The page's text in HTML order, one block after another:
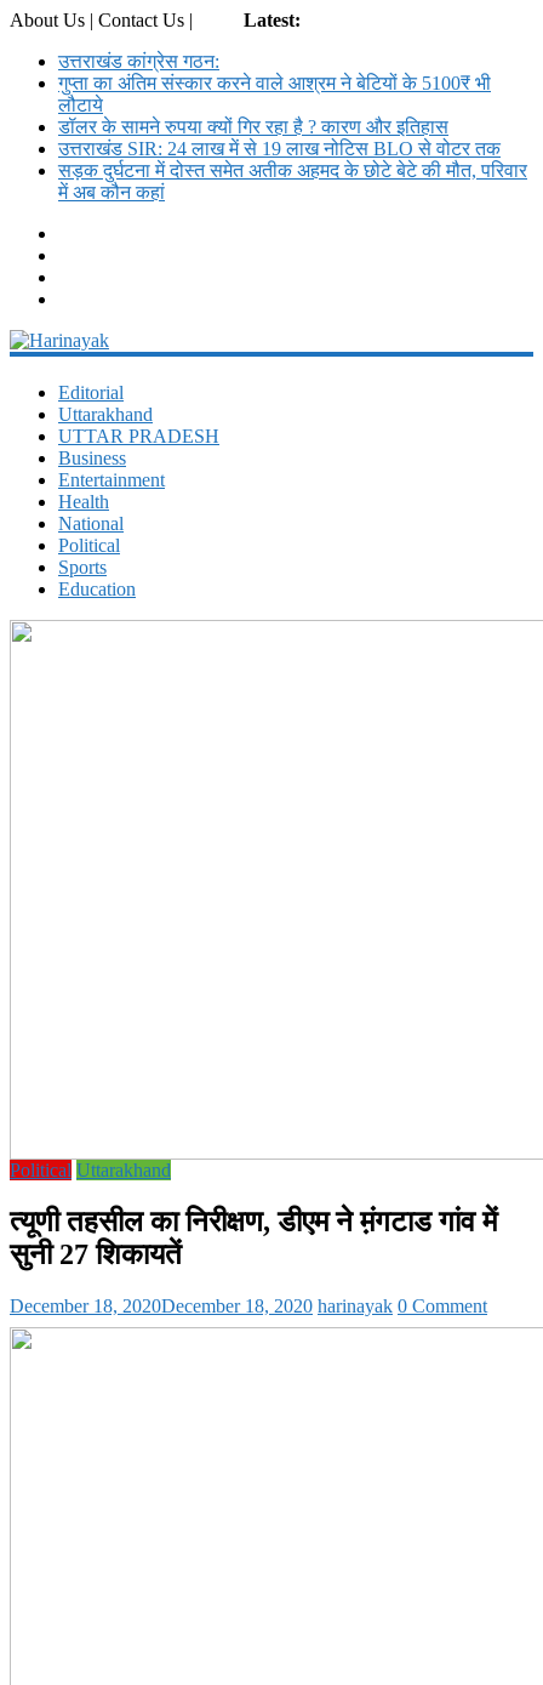
About Us | Contact Us |
Latest:
उत्तराखंड कांग्रेस गठन:
गुप्ता का अंतिम संस्कार करने वाले आश्रम ने बेटियों के 5100₹ भी
लौटाये
डॉलर के सामने रुपया क्यों गिर रहा है ? कारण और इतिहास
उत्तराखंड SIR: 24 लाख में से 19 लाख नोटिस BLO से वोटर तक
सड़क दुर्घटना में दोस्त समेत अतीक अहमद के छोटे बेटे की मौत, परिवार
में अब कौन कहां
Harinayak
Daily
News
Portal
Editorial
Uttarakhand
UTTAR PRADESH
Business
Entertainment
Health
National
Political
Sports
Education
Political Uttarakhand
त्यूणी तहसील का निरीक्षण, डीएम ने म़ंगटाड गांव में
सुनी 27 शिकायतें
December 18, 2020December 18, 2020 harinayak 0 Comment